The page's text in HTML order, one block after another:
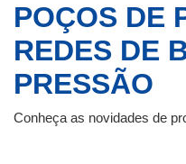
POÇOS DE
REDES DE
PRESSÃO
Conheça as novidades de